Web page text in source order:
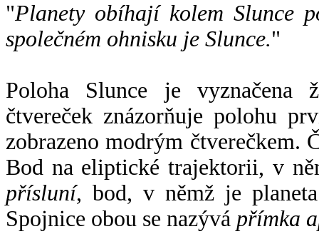
"Planety obíhají kolem Slunce
společném ohnisku je Slunce."
Poloha Slunce je vyznačena
čtvereček znázorňuje polohu
zobrazeno modrým čtverečkem.
Bod na eliptické trajektorii, v
přísluní, bod, v němž je
Spojnice obou se nazývá přímka